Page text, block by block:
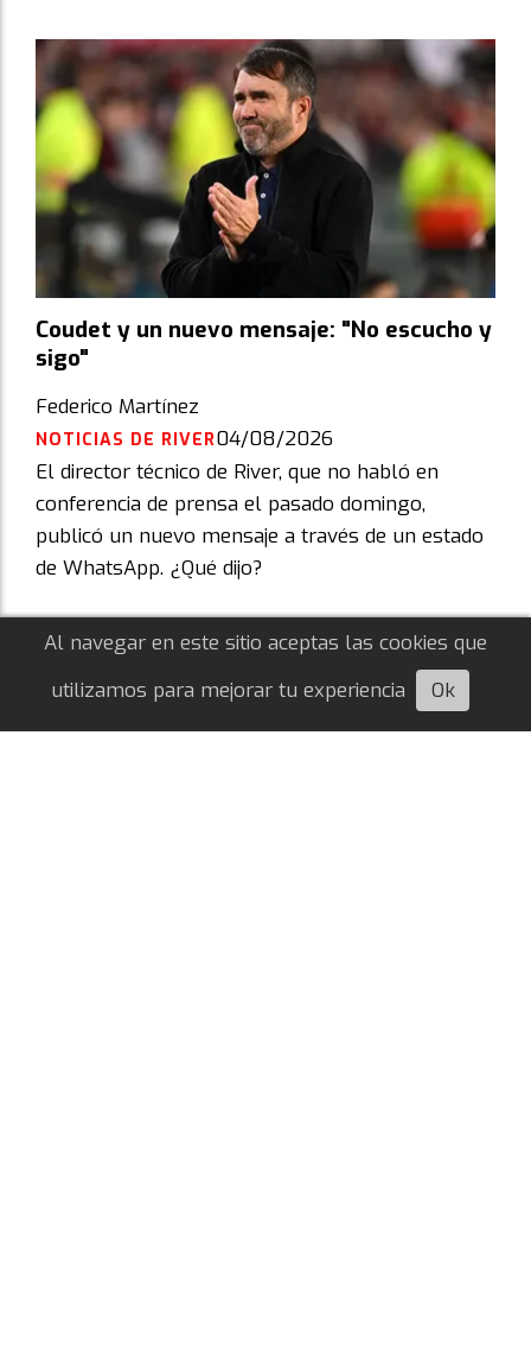
Coudet y un nuevo mensaje: "No escucho y
sigo"
Federico Martínez
NOTICIAS DE RIVER04/08/2026
El director técnico de River, que no habló en
conferencia de prensa el pasado domingo,
publicó un nuevo mensaje a través de un estado
de WhatsApp. ¿Qué dijo?
Al navegar en este sitio aceptas las cookies que
utilizamos para mejorar tu experiencia
Ok
Escuchá esta nota